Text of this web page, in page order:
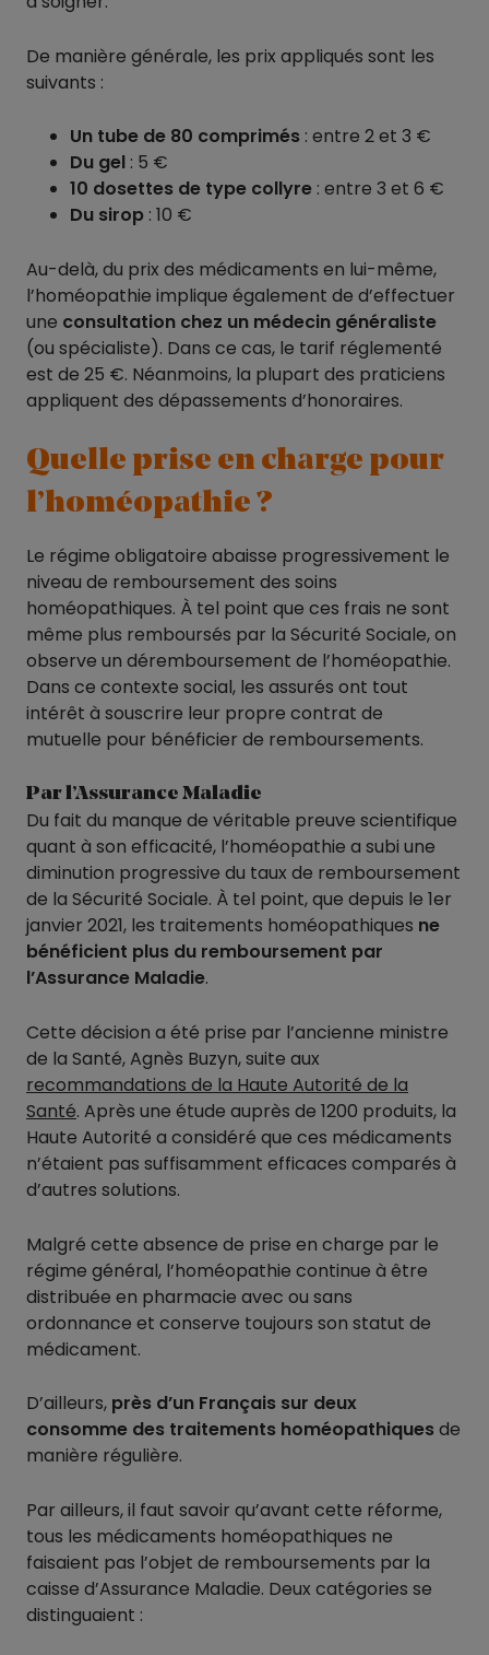
De manière générale, les prix appliqués sont les
suivants :
Un tube de 80 comprimés : entre 2 et 3 €
Du gel : 5 €
10 dosettes de type collyre : entre 3 et 6 €
Du sirop : 10 €
Au-delà, du prix des médicaments en lui-même,
l’homéopathie implique également de d’effectuer
une consultation chez un médecin généraliste
(ou spécialiste). Dans ce cas, le tarif réglementé
est de 25 €. Néanmoins, la plupart des praticiens
appliquent des dépassements d’honoraires.
Quelle prise en charge pour
l’homéopathie ?
Le régime obligatoire abaisse progressivement le
niveau de remboursement des soins
homéopathiques. À tel point que ces frais ne sont
même plus remboursés par la Sécurité Sociale, on
observe un déremboursement de l’homéopathie.
Dans ce contexte social, les assurés ont tout
intérêt à souscrire leur propre contrat de
mutuelle pour bénéficier de remboursements.
Par l’Assurance Maladie
Du fait du manque de véritable preuve scientifique
quant à son efficacité, l’homéopathie a subi une
diminution progressive du taux de remboursement
de la Sécurité Sociale. À tel point, que depuis le 1er
janvier 2021, les traitements homéopathiques ne
bénéficient plus du remboursement par
l’Assurance Maladie.
Cette décision a été prise par l’ancienne ministre
de la Santé, Agnès Buzyn, suite aux
recommandations de la Haute Autorité de la
Santé. Après une étude auprès de 1200 produits, la
Haute Autorité a considéré que ces médicaments
n’étaient pas suffisamment efficaces comparés à
d’autres solutions.
Malgré cette absence de prise en charge par le
régime général, l’homéopathie continue à être
distribuée en pharmacie avec ou sans
ordonnance et conserve toujours son statut de
médicament.
D’ailleurs, près d’un Français sur deux
consomme des traitements homéopathiquesde
manière régulière.
Par ailleurs, il faut savoir qu’avant cette réforme,
tous les médicaments homéopathiques ne
faisaient pas l’objet de remboursements par la
caisse d’Assurance Maladie. Deux catégories se
distinguaient :